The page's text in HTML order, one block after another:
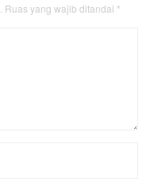
Ruas yang wajib ditandai *